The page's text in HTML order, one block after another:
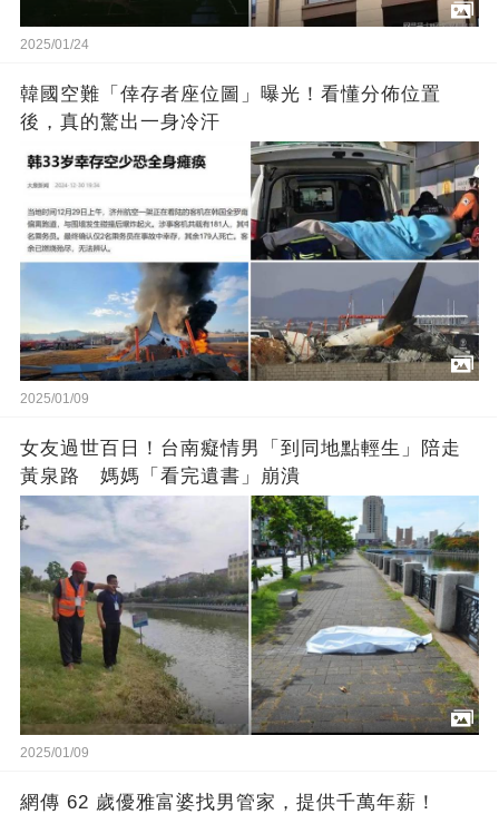
2025/01/24
韓國空難「倖存者座位圖」曝光！看懂分佈位置
後，真的驚出一身冷汗
2025/01/09
女友過世百日！台南癡情男「到同地點輕生」陪走
黃泉路 媽媽「看完遺書」崩潰
2025/01/09
網傳 62 歲優雅富婆找男管家，提供千萬年薪！